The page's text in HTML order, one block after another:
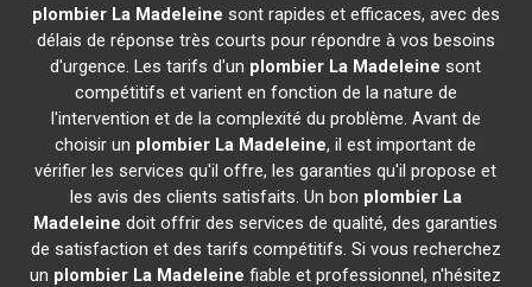
plombier La Madeleine sont rapides et efficaces, avec des
délais de réponse très courts pour répondre à vos besoins
d'urgence. Les tarifs d'un plombier La Madeleine sont
compétitifs et varient en fonction de la nature de
l'intervention et de la complexité du problème. Avant de
choisir un plombier La Madeleine, il est important de
vérifier les services qu'il offre, les garanties qu'il propose et
les avis des clients satisfaits. Un bon plombier La
Madeleine doit offrir des services de qualité, des garanties
de satisfaction et des tarifs compétitifs. Si vous recherchez
un plombier La Madeleine fiable et professionnel, n'hésitez